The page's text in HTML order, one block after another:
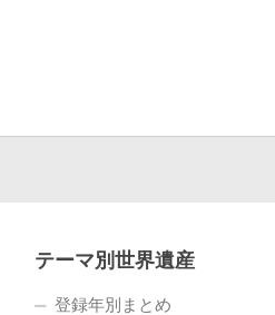
テーマ別世界遺産
登録年別まとめ